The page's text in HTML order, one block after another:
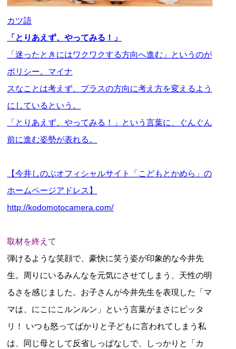
カツ語
「とりあえず、やってみる！」
「迷ったときにはワクワクする方向へ進む」というのが
ポリシー。マイナ
スなことは考えず、プラスの方向に考え方を変えるよう
にしているという。
「とりあえず、やってみる！」という言葉に、ぐんぐん
前に進む姿勢が表れる。
【今井しのぶオフィシャルサイト「こどもとかめら」の
ホームページアドレス】
http://kodomotocamera.com/
取材を終えて
弾けるような笑顔で、豪快に笑う姿が印象的な今井先
生。周りにいるみんなを元気にさせてしまう、天性の明
るさを感じました。お子さんが今井先生を表現した「マ
マは、にこにこルンルン」という言葉がまさにピッタ
リ！ いつも怒ってばかりと子どもに言われてしまう私
は、同じ母として反省しっぱなしで、しっかりと「カ